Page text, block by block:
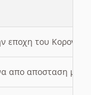
του
απο αποσταση